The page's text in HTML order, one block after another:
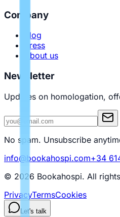
Company
Blog
Press
About us
Newsletter
Updates on homologation,
No spam. Unsubscribe
info@bookahospi.com+34
© 2026 Bookahospi. All
PrivacyTermsCookies
Let's talk